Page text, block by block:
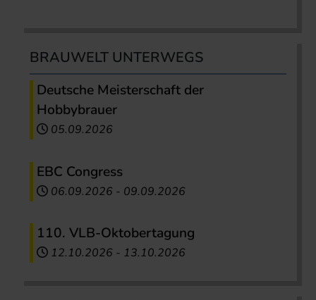
BRAUWELT UNTERWEGS
Deutsche Meisterschaft der
Hobbybrauer
05.09.2026
EBC Congress
06.09.2026 - 09.09.2026
110. VLB-Oktobertagung
12.10.2026 - 13.10.2026